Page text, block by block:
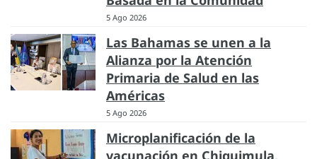
5 Ago 2026
Las Bahamas se unen a la
Alianza por la Atención
Primaria de Salud en las
Américas
5 Ago 2026
Microplanificación de la
vacunación en Chiquimula,